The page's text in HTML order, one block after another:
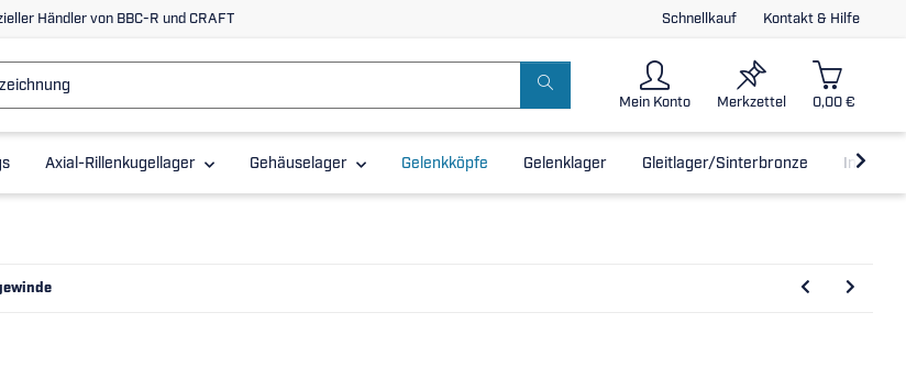
Schnellkauf Kontakt & Hilfe
Händler von BBC-R und CRAFT
Mein Konto Merkzettel 0,00 €
Axial-Rillenkugellager Gehäuselager Gelenkköpfe Gelenklager Gleitlager/Sinterbronze Inline-